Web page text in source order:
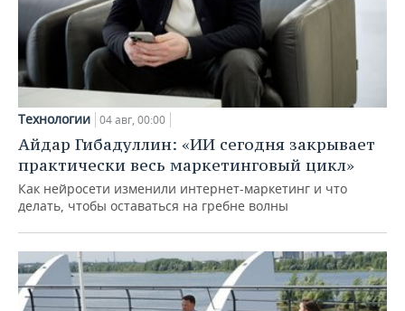
Технологии 04 авг, 00:00
Айдар Гибадуллин: «ИИ сегодня закрывает
практически весь маркетинговый цикл»
Как нейросети изменили интернет-маркетинг и что
делать, чтобы оставаться на гребне волны